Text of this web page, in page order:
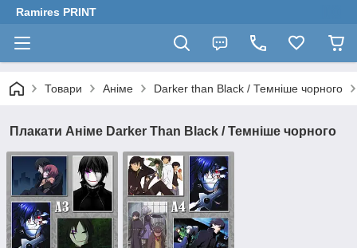
Ramires PRINT
Товари Аніме Darker than Black / Темніше чорного
Плакати Аніме Darker Than Black / Темніше чорного